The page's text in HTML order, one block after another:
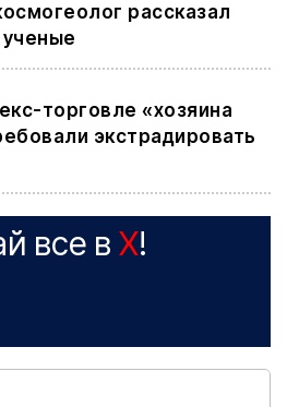
рассказал
ученые
торговле «хозяина
экстрадировать
все в X!